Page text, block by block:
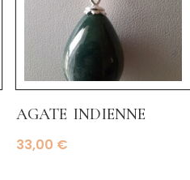
agate indienne
33,00 €